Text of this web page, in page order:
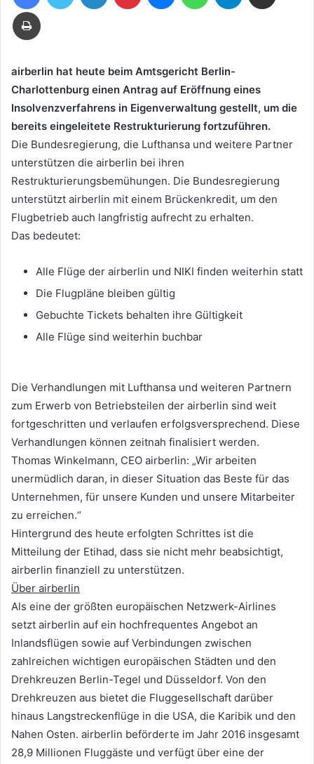
E-
Drucken
airberlin hat heute beim Amtsgericht Berlin-
Charlottenburg einen Antrag auf Eröffnung eines
Insolvenzverfahrens in Eigenverwaltung gestellt, um die
bereits eingeleitete Restrukturierung fortzuführen.
Die Bundesregierung, die Lufthansa und weitere Partner
unterstützen die airberlin bei ihren
Restrukturierungsbemühungen. Die Bundesregierung
unterstützt airberlin mit einem Brückenkredit, um den
Flugbetrieb auch langfristig aufrecht zu erhalten.
Das bedeutet:
Alle Flüge der airberlin und NIKI finden weiterhin statt
Die Flugpläne bleiben gültig
Gebuchte Tickets behalten ihre Gültigkeit
Alle Flüge sind weiterhin buchbar
Die Verhandlungen mit Lufthansa und weiteren Partnern
zum Erwerb von Betriebsteilen der airberlin sind weit
fortgeschritten und verlaufen erfolgsversprechend. Diese
Verhandlungen können zeitnah finalisiert werden.
Thomas Winkelmann, CEO airberlin: „Wir arbeiten
unermüdlich daran, in dieser Situation das Beste für das
Unternehmen, für unsere Kunden und unsere Mitarbeiter
zu erreichen.“
Hintergrund des heute erfolgten Schrittes ist die
Mitteilung der Etihad, dass sie nicht mehr beabsichtigt,
airberlin finanziell zu unterstützen.
Über airberlin
Als eine der größten europäischen Netzwerk-Airlines
setzt airberlin auf ein hochfrequentes Angebot an
Inlandsflügen sowie auf Verbindungen zwischen
zahlreichen wichtigen europäischen Städten und den
Drehkreuzen Berlin-Tegel und Düsseldorf. Von den
Drehkreuzen aus bietet die Fluggesellschaft darüber
hinaus Langstreckenflüge in die USA, die Karibik und den
Nahen Osten. airberlin beförderte im Jahr 2016 insgesamt
28,9 Millionen Fluggäste und verfügt über eine der